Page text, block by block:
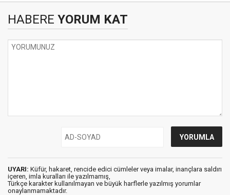
HABERE YORUM KAT
UYARI: Küfür, hakaret, rencide edici cümleler veya imalar, inançlara saldırı
içeren, imla kuralları ile yazılmamış,
Türkçe karakter kullanılmayan ve büyük harflerle yazılmış yorumlar
onaylanmamaktadır.